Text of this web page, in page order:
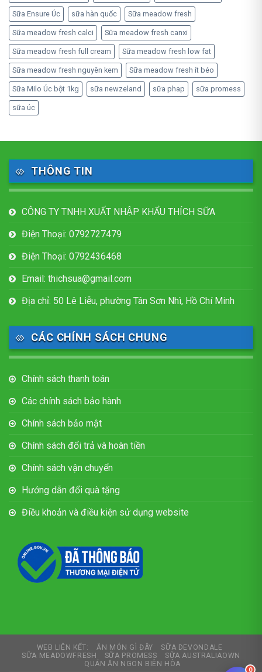
Sữa Ensure Úc sữa hàn quốc Sữa meadow fresh
Sữa meadow fresh calci Sữa meadow fresh canxi
Sữa meadow fresh full cream Sữa meadow fresh low fat
Sữa meadow fresh nguyên kem Sữa meadow fresh ít béo
Sữa Milo Úc bột 1kg sữa newzeland sữa phap sữa promess
sữa úc
THÔNG TIN
CÔNG TY TNHH XUẤT NHẬP KHẨU THÍCH SỮA
Điện Thoại: 0792727479
Điện Thoại: 0792436468
Email: thichsua@gmail.com
Địa chỉ: 50 Lê Liễu, phường Tân Sơn Nhì, Hồ Chí Minh
CÁC CHÍNH SÁCH CHUNG
Chính sách thanh toán
Các chính sách bảo hành
Chính sách bảo mật
Chính sách đổi trả và hoàn tiền
Chính sách vận chuyển
Hướng dẫn đổi quà tặng
Điều khoản và điều kiện sử dụng website
WEB LIÊN KẾT: ĂN MÓN GÌ ĐÂY
SỮA DEVONDALE
SỮA MEADOWFRESH
SỮA PROMESS
SỮA AUSTRALIAOWN
QUÁN ĂN NGON BIÊN HÒA
0